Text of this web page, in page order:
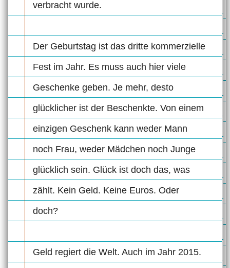
verbracht wurde.
Der Geburtstag ist das dritte kommerzielle
Fest im Jahr. Es muss auch hier viele
Geschenke geben. Je mehr, desto
glücklicher ist der Beschenkte. Von einem
einzigen Geschenk kann weder Mann
noch Frau, weder Mädchen noch Junge
glücklich sein. Glück ist doch das, was
zählt. Kein Geld. Keine Euros. Oder
doch?
Geld regiert die Welt. Auch im Jahr 2015.